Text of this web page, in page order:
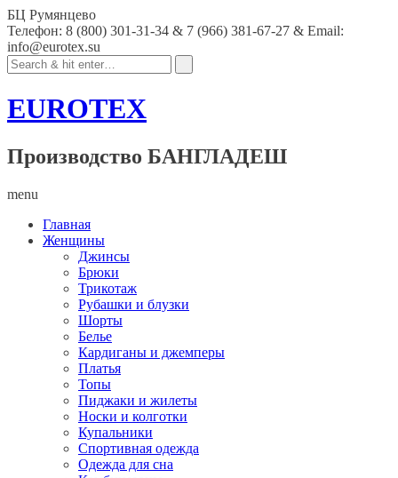
БЦ Румянцево
Телефон: 8 (800) 301-31-34 & 7 (966) 381-67-27 & Email:
info@eurotex.su
EUROTEX
Производство БАНГЛАДЕШ
menu
Главная
Женщины
Джинсы
Брюки
Трикотаж
Рубашки и блузки
Шорты
Белье
Кардиганы и джемперы
Платья
Топы
Пиджаки и жилеты
Носки и колготки
Купальники
Спортивная одежда
Одежда для сна